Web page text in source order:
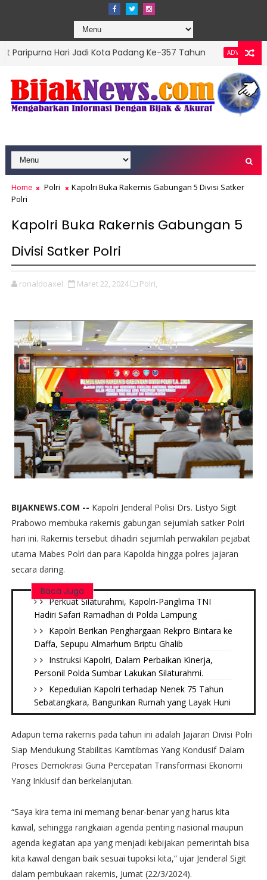
Jadi Kota Padang Ke-357 Tahun ADVERTORIAL
DPRD
Home Polri
Kapolri Buka Rakernis Gabungan 5 Divisi Satker
Polri
Kapolri Buka Rakernis Gabungan 5
Divisi Satker Polri
ronaldoaxel Maret 22, 2024 Polri,
BIJAKNEWS.COM -- Kapolri Jenderal Polisi Drs. Listyo Sigit
Prabowo membuka rakernis gabungan sejumlah satker Polri
hari ini. Rakernis tersebut dihadiri sejumlah perwakilan pejabat
utama Mabes Polri dan para Kapolda hingga polres jajaran
secara daring.
Baca Juga
Perkuat Silaturahmi, Kapolri-Panglima TNI
Hadiri Safari Ramadhan di Polda Lampung
Kapolri Berikan Penghargaan Rekpro Bintara ke
Daffa, Sepupu Almarhum Briptu Ghalib
Instruksi Kapolri, Dalam Perbaikan Kinerja,
Personil Polda Sumbar Lakukan Silaturahmi.
Kepedulian Kapolri terhadap Nenek 75 Tahun
Sebatangkara, Bangunkan Rumah yang Layak Huni
Adapun tema rakernis pada tahun ini adalah Jajaran Divisi Polri
Siap Mendukung Stabilitas Kamtibmas Yang Kondusif Dalam
Proses Demokrasi Guna Percepatan Transformasi Ekonomi
Yang Inklusif dan berkelanjutan.
“Saya kira tema ini memang benar-benar yang harus kita
kawal, sehingga rangkaian agenda penting nasional maupun
agenda kegiatan apa yang menjadi kebijakan pemerintah bisa
kita kawal dengan baik sesuai tupoksi kita,” ujar Jenderal Sigit
dalam pembukaan rakernis, Jumat (22/3/2024).